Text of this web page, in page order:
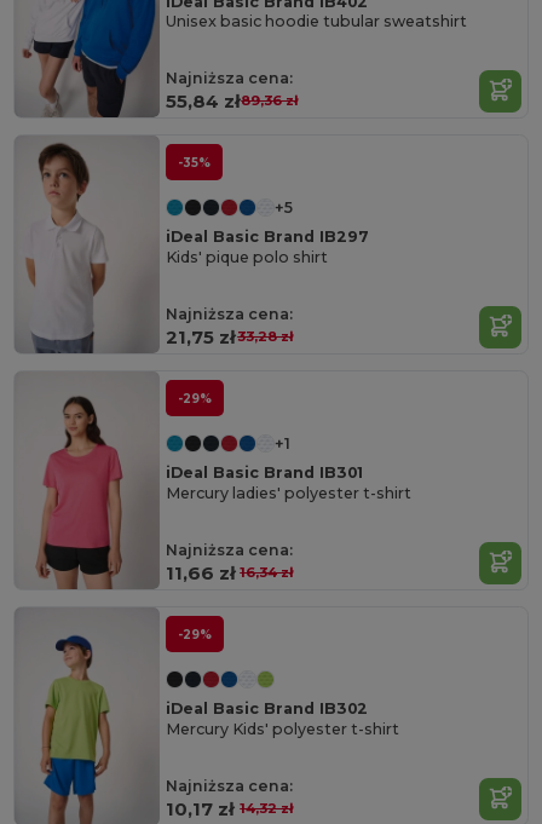
Unisex basic hoodie tubular sweatshirt
Najniższa cena:
55,84 zł89,36 zł
-35%
+5
iDeal Basic Brand IB297
Kids' pique polo shirt
Najniższa cena:
21,75 zł33,28 zł
-29%
+1
iDeal Basic Brand IB301
Mercury ladies' polyester t-shirt
Najniższa cena:
11,66 zł 16,34 zł
-29%
iDeal Basic Brand IB302
Mercury Kids' polyester t-shirt
Najniższa cena:
10,17 zł 14,32 zł